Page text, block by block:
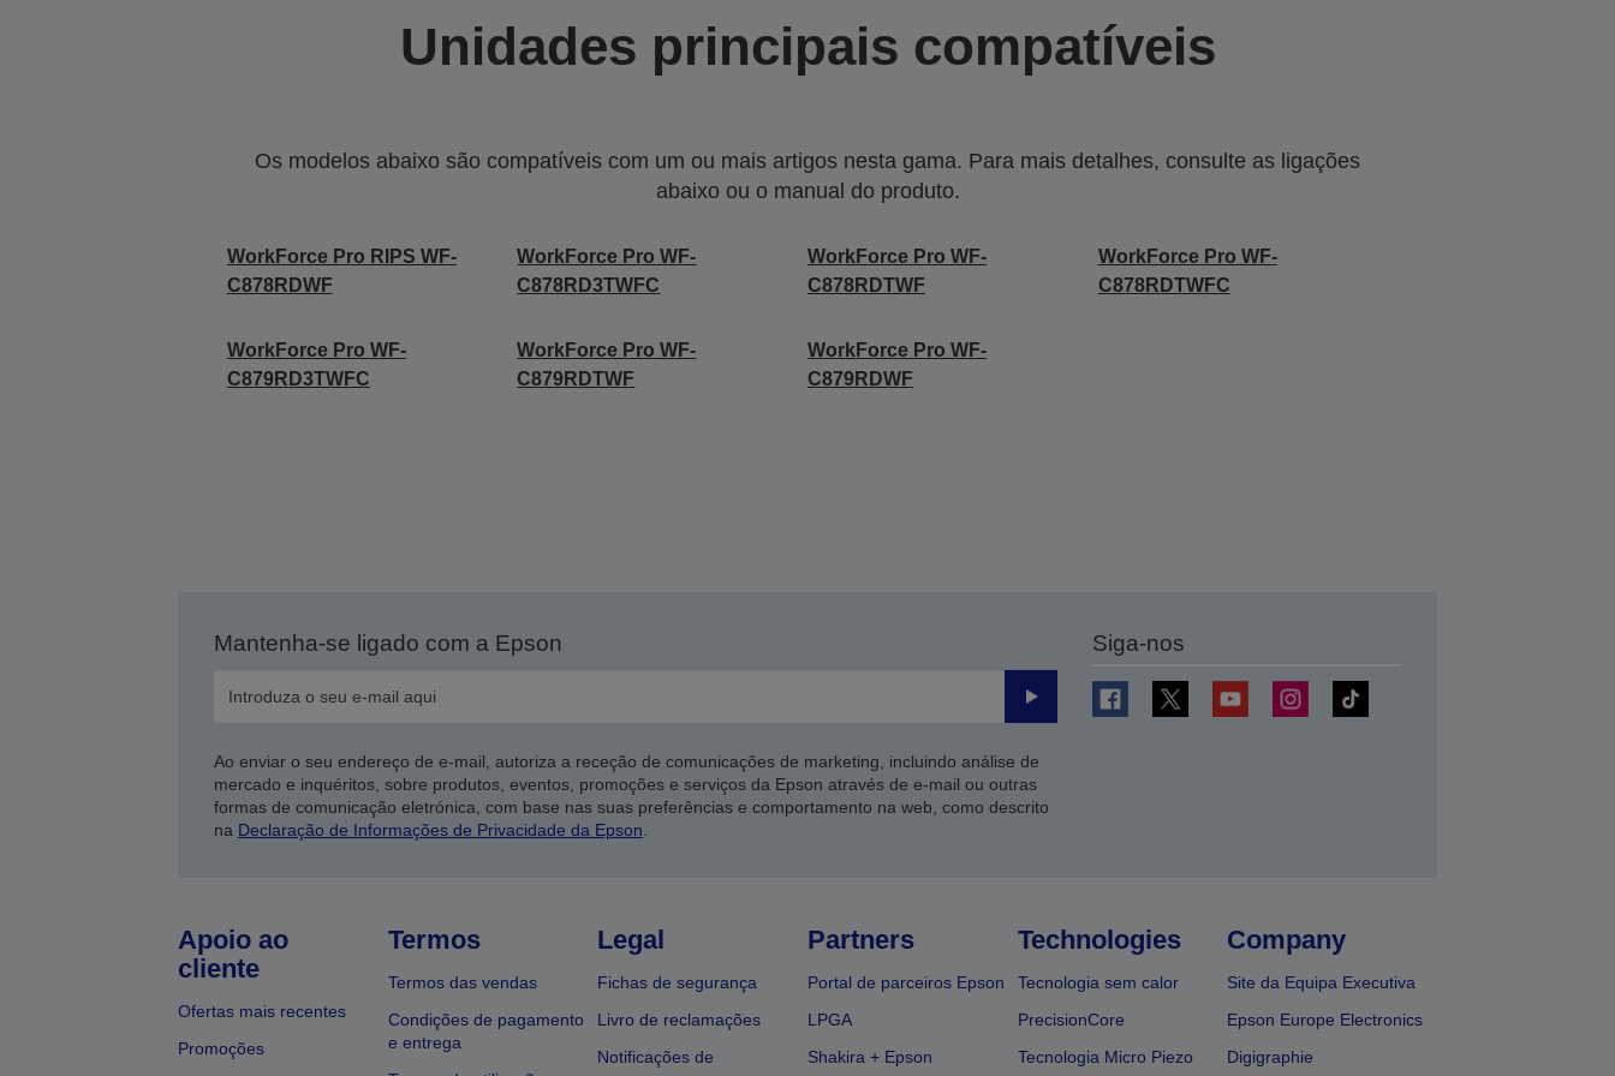
Unidades principais compatíveis
Os modelos abaixo são compatíveis com um ou mais artigos nesta gama. Para mais detalhes, consulte as ligações
abaixo ou o manual do produto.
WorkForce Pro RIPS WF-
C878RDWF
WorkForce Pro WF-
C878RD3TWFC
WorkForce Pro WF-
C878RDTWF
WorkForce Pro WF-
C878RDTWFC
WorkForce Pro WF-
C879RD3TWFC
WorkForce Pro WF-
C879RDTWF
WorkForce Pro WF-
C879RDWF
Mantenha-se ligado com a Epson
Enviar
Ao enviar o seu endereço de e-mail, autoriza a receção de comunicações de marketing, incluindo análise de
mercado e inquéritos, sobre produtos, eventos, promoções e serviços da Epson através de e-mail ou outras
formas de comunicação eletrónica, com base nas suas preferências e comportamento na web, como descrito
na Declaração de Informações de Privacidade da Epson
Siga-nos
Apoio ao
cliente
Ofertas mais recentes
Promoções
Termos
Termos das vendas
Condições de pagamento
e entrega
Legal
Fichas de segurança
Livro de reclamações
Notificações de
Partners
Portal de parceiros Epson
LPGA
Shakira + Epson
Technologies
Tecnologia sem calor
PrecisionCore
Tecnologia Micro Piezo
Company
Site da Equipa Executiva
Epson Europe Electronics
Digigraphie